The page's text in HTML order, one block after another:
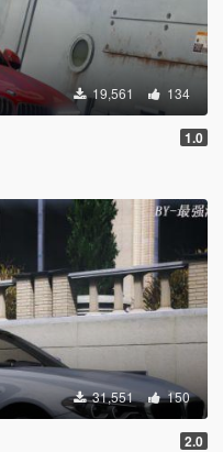
19,561 134
1.0
31,551 150
2.0